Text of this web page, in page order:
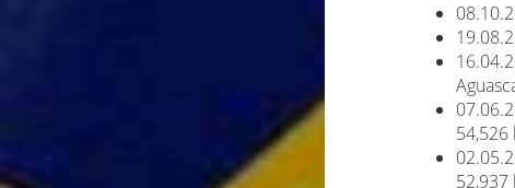
54,526
52,937